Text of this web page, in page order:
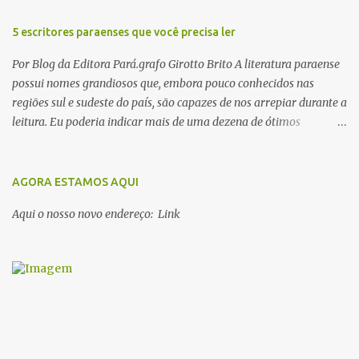
5 escritores paraenses que você precisa ler
Por Blog da Editora Pará.grafo Girotto Brito A literatura paraense
possui nomes grandiosos que, embora pouco conhecidos nas
regiões sul e sudeste do país, são capazes de nos arrepiar durante a
leitura. Eu poderia indicar mais de uma dezena de ótimos
1. Dalcídio Jurandir Nascido na cidade de Ponta de Pedras, Ilha do
dos quais 10 formam o chamado Ciclo do Extremo Norte -- uma
completar seus estudos na cidade grande. A série inicia com o livro
AGORA ESTAMOS AQUI
Aqui o nosso novo endereço: Link